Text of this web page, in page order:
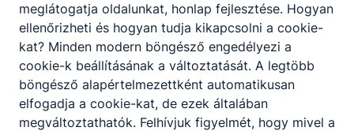
Projektoktatás
Egy szakmai idegen nyelv oktatása
Elméleti és gyakorlati képzés egyben
Informatikai oktatás
Szakmai versenylehetőség
Továbbtanulási lehetőség
Ágazati szakképzések kiegészítésként
meglátogatja oldalunkat, honlap fejlesztése. Hogyan
ellenőrizheti és hogyan tudja kikapcsolni a cookie-
kat? Minden modern böngésző engedélyezi a
cookie-k beállításának a változtatását. A legtöbb
böngésző alapértelmezettként automatikusan
elfogadja a cookie-kat, de ezek általában
megváltoztathatók. Felhívjuk figyelmét, hogy mivel a